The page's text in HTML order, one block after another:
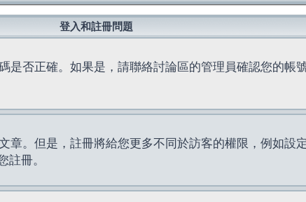
登入和註冊問題
否正確。如果是，請聯絡討論區的管理員確認您的帳
。但是，註冊將給您更多不同於訪客的權限，例如設
冊。